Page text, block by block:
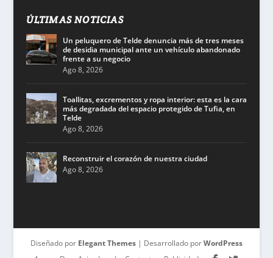
ÚLTIMAS NOTICIAS
Un peluquero de Telde denuncia más de tres meses
de desidia municipal ante un vehículo abandonado
frente a su negocio
Ago 8, 2026
Toallitas, excrementos y ropa interior: esta es la cara
más degradada del espacio protegido de Tufia, en
Telde
Ago 8, 2026
Reconstruir el corazón de nuestra ciudad
Ago 8, 2026
Diseñado por Elegant Themes| Desarrollado porWordPress